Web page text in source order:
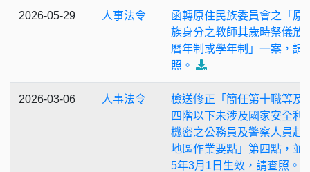
2026-05-29 人事法令
函轉原住民族委員會之「原
族身分之教師其歲時祭儀放
曆年制或學年制」一案，請
照。
2026-03-06 人事法令
檢送修正「簡任第十職等及
四階以下未涉及國家安全利
機密之公務員及警察人員赴
地區作業要點」第四點，並
5年3月1日生效，請查照。